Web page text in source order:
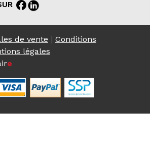
facebook
de vente | Conditions
légales
e